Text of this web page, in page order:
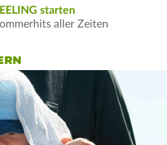
starten
aller Zeiten